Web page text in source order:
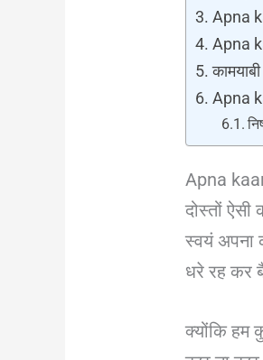
Apna
Apna
Apna
Apna
दोस्तों
स्वयं अपना
धरे रह कर
क्योंकि हम